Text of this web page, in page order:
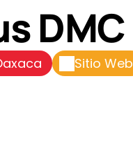
DMC
Sitio Web